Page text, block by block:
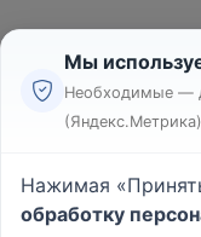
Мы
Необходимые —
Нажимая
обработку